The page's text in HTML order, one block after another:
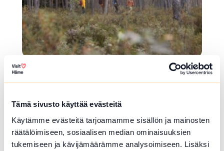
Tämä sivusto käyttää evästeitä
Käytämme evästeitä tarjoamamme sisällön ja mainosten
räätälöimiseen, sosiaalisen median ominaisuuksien
tukemiseen ja kävijämäärämme analysoimiseen. Lisäksi
Helppo, ei kaikilta osin esteetön sisältää kivikk
oisia ja kaltevia polkuosuuksia.